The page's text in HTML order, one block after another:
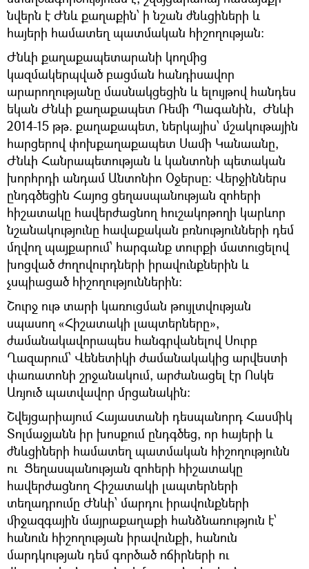
նվերն է Ժնև քաղաքին՝ ի նշան ժնևցիների և
հայերի համատեղ պատմական հիշողության:
Ժնևի քաղաքապետարանի կողմից
կազմակերպված բացման հանդիսավոր
արարողությանը մասնակցեցին և ելույթով հանդես
եկան Ժնևի քաղաքապետ Ռեմի Պագանին, Ժնևի
2014-15 թթ. քաղաքապետ, ներկայիս՝ մշակութային
հարցերով փոխքաղաքապետ Սամի Կանաանը,
Ժնևի Հանրապետության և կանտոնի պետական
խորհրդի անդամ Անտոնիո Օջերսը: Վերջիններս
ընդգծեցին Հայոց ցեղասպանության զոհերի
հիշատակը հավերժացնող հուշակոթողի կարևոր
նշանակությունը հավաքական բռնությունների դեմ
մղվող պայքարում՝ հարգանք տուրքի մատուցելով
խոցված ժողովուրդների իրավունքներին և
չսպիացած հիշողություններին։
Շուրջ ութ տարի կառուցման թույլտվության
սպասող «Հիշատակի լապտերները»,
ժամանակավորապես հանգրվանելով Սուրբ
Ղազարում՝ Վենետիկի ժամանակակից արվեստի
փառատոնի շրջանակում, արժանացել էր Ոսկե
Առյուծ պատվավոր մրցանակին:
Շվեյցարիայում Հայաստանի դեսպանորդ Հասմիկ
Տոլմաջյանն իր խոսքում ընդգծեց, որ հայերի և
ժնևցիների համատեղ պատմական հիշողությունն
ու Ցեղասպանության զոհերի հիշատակը
հավերժացնող Հիշատակի լապտերների
տեղադրումը Ժնևի՝ մարդու իրավունքների
միջազգային մայրաքաղաքի հանձնառություն է՝
հանուն հիշողության իրավունքի, հանուն
մարդկության դեմ գործած ոճիրների ու